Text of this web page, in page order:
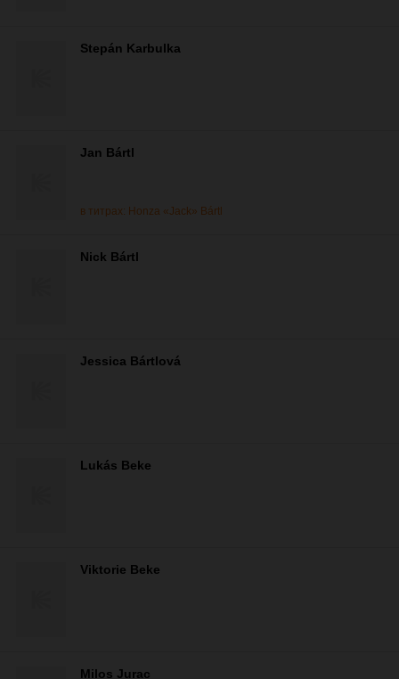
Stepán Karbulka
Jan Bártl
в титрах: Honza «Jack» Bártl
Nick Bártl
Jessica Bártlová
Lukás Beke
Viktorie Beke
Milos Jurac